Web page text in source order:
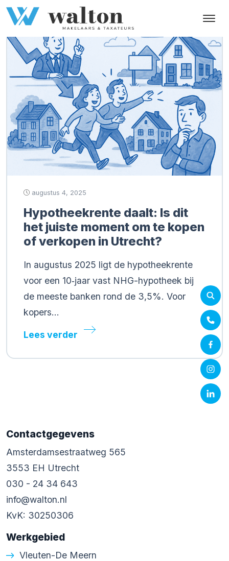
Tag: startersmarkt
augustus 4, 2025
Hypotheekrente daalt: Is dit
het juiste moment om te kopen
of verkopen in Utrecht?
In augustus 2025 ligt de hypotheekrente
voor een 10‑jaar vast NHG-hypotheek bij
de meeste banken rond de 3,5%. Voor
kopers…
Lees verder
Contactgegevens
Amsterdamsestraatweg 565
3553 EH Utrecht
030 - 24 34 643
info@walton.nl
KvK: 30250306
Werkgebied
Vleuten-De Meern